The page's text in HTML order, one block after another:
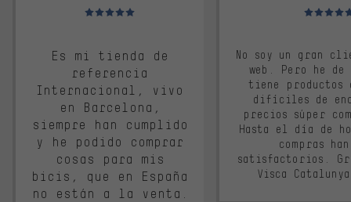
Valoración media: 5 de 5
Es mi tienda de
referencia
Internacional, vivo
en Barcelona,
siempre han cumplido
y he podido comprar
cosas para mis
bicis, que en España
no están a la venta.
Valoración
No soy un gran
web. Pero he
tiene productos
difíciles de
precios súper
Hasta el día de
compras
satisfactorios.
Visca